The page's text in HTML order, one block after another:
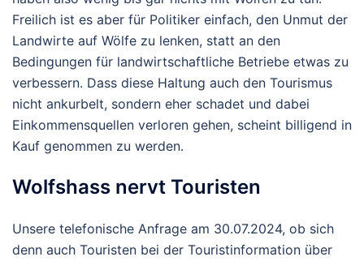
Freilich ist es aber für Politiker einfach, den Unmut der
Landwirte auf Wölfe zu lenken, statt an den
Bedingungen für landwirtschaftliche Betriebe etwas zu
verbessern. Dass diese Haltung auch den Tourismus
nicht ankurbelt, sondern eher schadet und dabei
Einkommensquellen verloren gehen, scheint billigend in
Kauf genommen zu werden.
Wolfshass nervt Touristen
Unsere telefonische Anfrage am 30.07.2024, ob sich
denn auch Touristen bei der Touristinformation über